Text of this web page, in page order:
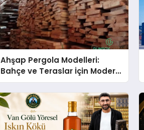
Ahşap Pergola Modelleri:
Bahçe ve Teraslar İçin Modern
Tasarım Fikirleri